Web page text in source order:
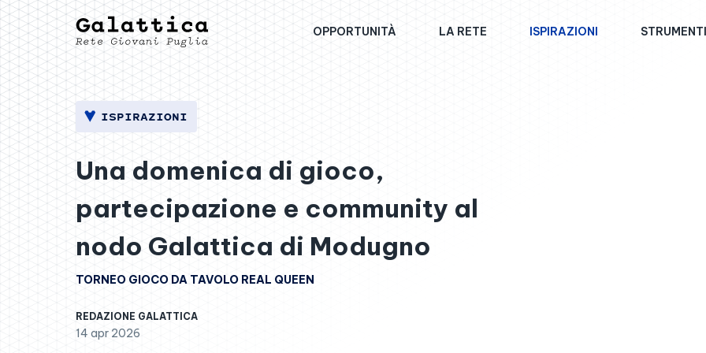
OPPORTUNITÀ LA RETE ISPIRAZIONI STRUMENTI
ISPIRAZIONI
Una domenica di gioco,
partecipazione e community al
nodo Galattica di Modugno
TORNEO GIOCO DA TAVOLO REAL QUEEN
REDAZIONE GALATTICA
14 apr 2026